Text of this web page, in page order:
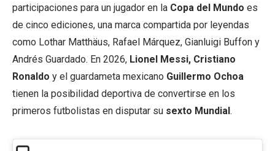
participaciones para un jugador en la Copa del Mundo es
de cinco ediciones, una marca compartida por leyendas
como Lothar Matthäus, Rafael Márquez, Gianluigi Buffon y
Andrés Guardado. En 2026, Lionel Messi, Cristiano
Ronaldo y el guardameta mexicano Guillermo Ochoa
tienen la posibilidad deportiva de convertirse en los
primeros futbolistas en disputar su sexto Mundial.